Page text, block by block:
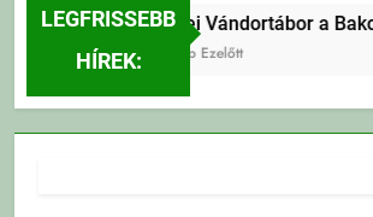
LEGFRISSEBB
HÍREK:
Erdei Vándortábor a
2 Nap Ezelőtt